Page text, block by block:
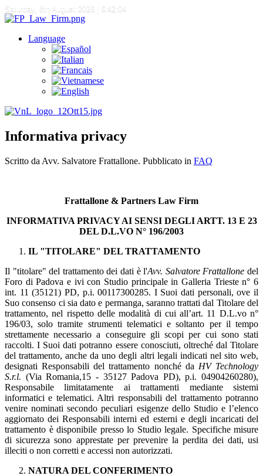
Saturday, 8th August 2026 | 6:42:04
Language
Informativa privacy
Scritto da Avv. Salvatore Frattallone. Pubblicato in FAQ
Frattallone & Partners Law Firm
INFORMATIVA PRIVACY AI SENSI DEGLI ARTT. 13 E 23
DEL D.L.VO N° 196/2003
IL "TITOLARE" DEL TRATTAMENTO
Il "titolare" del trattamento dei dati è l'Avv. Salvatore Frattallone del
Foro di Padova e ivi con Studio principale in Galleria Trieste n° 6
int. 11 (35121) PD, p.i. 00117300285. I Suoi dati personali, ove il
Suo consenso ci sia dato e permanga, saranno trattati dal Titolare del
trattamento, nel rispetto delle modalità di cui all’art. 11 D.L.vo n°
196/03, solo tramite strumenti telematici e soltanto per il tempo
strettamente necessario a conseguire gli scopi per cui sono stati
raccolti. I Suoi dati potranno essere conosciuti, oltreché dal Titolare
del trattamento, anche da uno degli altri legali indicati nel sito web,
designati Responsabili del trattamento nonché da HV Technology
S.r.l. (Via Romania,15 - 35127 Padova PD), p.i. 04904260280),
Responsabile limitatamente ai trattamenti mediante sistemi
informatici e telematici. Altri responsabili del trattamento potranno
venire nominati secondo peculiari esigenze dello Studio e l’elenco
aggiornato dei Responsabili interni ed esterni e degli incaricati del
trattamento è disponibile presso lo Studio legale. Specifiche misure
di sicurezza sono apprestate per prevenire la perdita dei dati, usi
illeciti o non corretti e accessi non autorizzati.
NATURA DEL CONFERIMENTO